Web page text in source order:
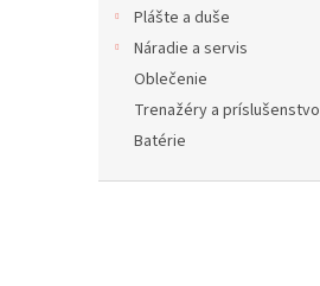
Plášte a duše
Náradie a servis
Oblečenie
Trenažéry a príslušenstvo
Batérie